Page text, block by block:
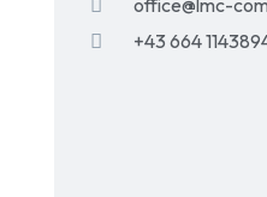
office@lmc-
+43 664